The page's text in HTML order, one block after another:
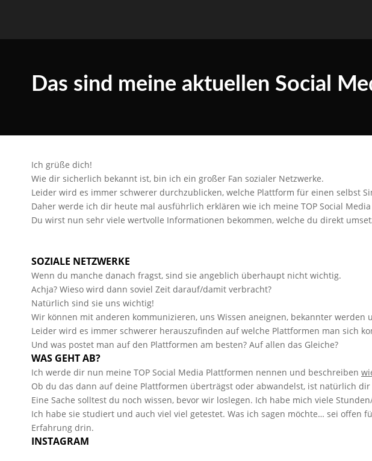
Das sind meine aktuellen Social
Ich grüße dich!
Wie dir sicherlich bekannt ist, bin ich ein großer Fan sozialer Netzwerke.
Leider wird es immer schwerer durchzublicken, welche Plattform für einen selbst
Daher werde ich dir heute mal ausführlich erklären wie ich meine TOP Social
Du wirst nun sehr viele wertvolle Informationen bekommen, welche du direkt
SOZIALE NETZWERKE
Wenn du manche danach fragst, sind sie angeblich überhaupt nicht wichtig.
Achja? Wieso wird dann soviel Zeit darauf/damit verbracht?
Natürlich sind sie uns wichtig!
Wir können mit anderen kommunizieren, uns Wissen aneignen, bekannter werden
Leider wird es immer schwerer herauszufinden auf welche Plattformen man sich
Und was postet man auf den Plattformen am besten? Auf allen das Gleiche?
WAS GEHT AB?
Ich werde dir nun meine TOP Social Media Plattformen nennen und beschreiben
Ob du das dann auf deine Plattformen überträgst oder abwandelst, ist natürlich dir
Eine Sache solltest du noch wissen, bevor wir loslegen. Ich habe mich viele
Ich habe sie studiert und auch viel viel getestet. Was ich sagen möchte… sei offen
Erfahrung drin.
INSTAGRAM